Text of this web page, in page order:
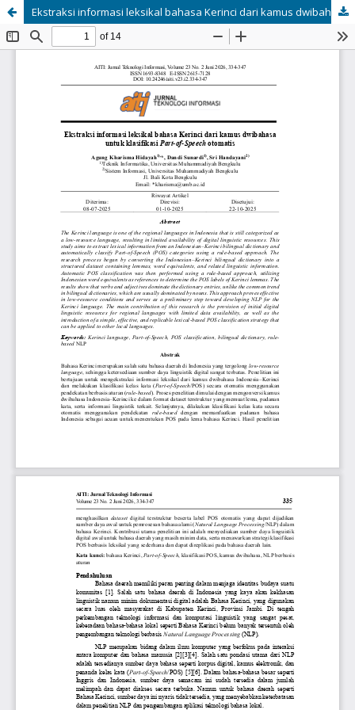
Ekstraksi informasi leksikal bahasa Kerinci dari kamus dwibahasa untuk klasifikasi Part-of-Speech otomatis